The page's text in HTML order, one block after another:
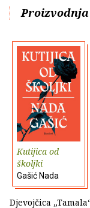
Kutijica od
školjki
Gašić Nada
Djevojčica